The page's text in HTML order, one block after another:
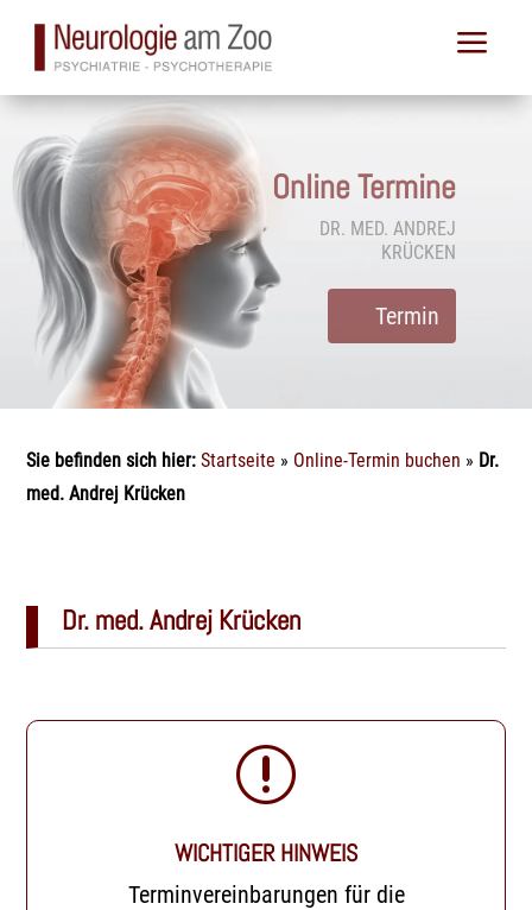
content
a
Online Termine
DR. MED. ANDREJ
KRÜCKEN
Termin
Sie befinden sich hier: Startseite » Online-Termin buchen » Dr.
med. Andrej Krücken
Dr. med. Andrej Krücken
r
WICHTIGER HINWEIS
Terminvereinbarungen für die